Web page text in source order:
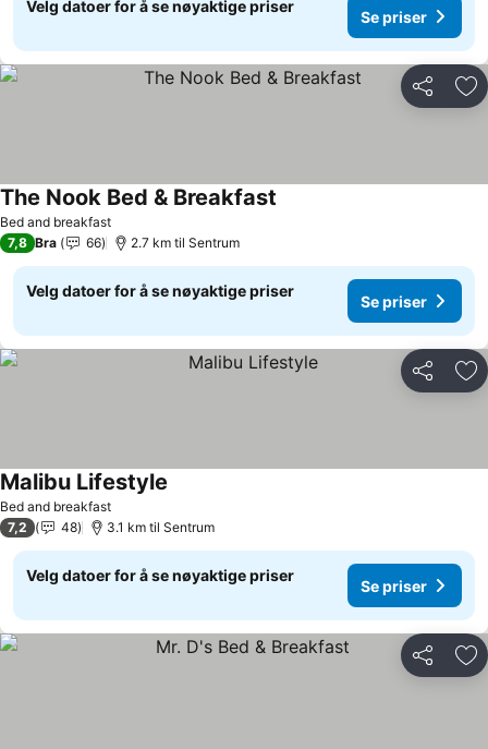
Velg datoer for å se nøyaktige priser
Se priser
Del
Bed and breakfast
The Nook Bed & Breakfast
7,8 Bra 66 2.7 km til Sentrum
Velg datoer for å se nøyaktige priser
Se priser
Del
Bed and breakfast
Malibu Lifestyle
7,2 48 3.1 km til Sentrum
Velg datoer for å se nøyaktige priser
Se priser
Del